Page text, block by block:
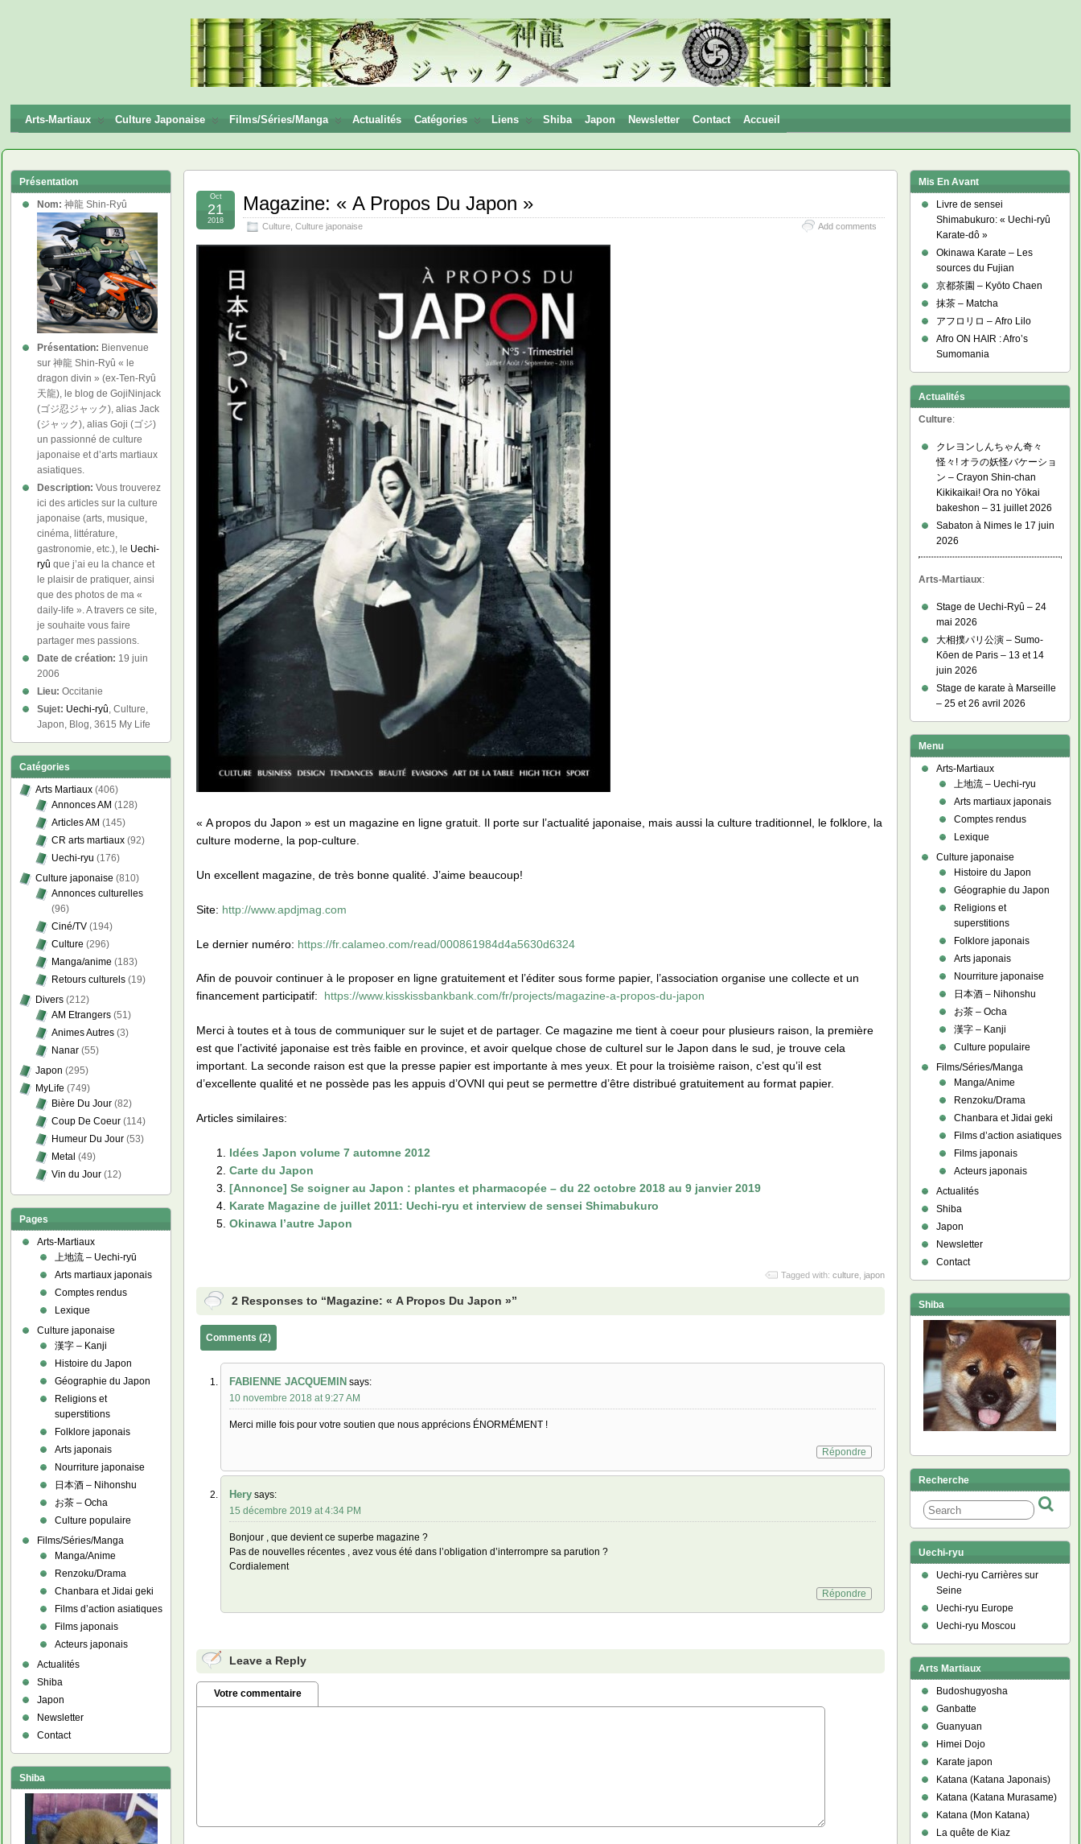
Ryū
Arts-Martiaux Culture Japonaise Films/Séries/Manga Actualités Catégories Liens Shiba Japon Newsletter Contact Accueil
Magazine: « A Propos Du Japon »
Culture ,Culture japonaise Add comments
Oct
21
2018
« A propos du Japon » est un magazine en ligne gratuit. Il porte sur l’actualité japonaise, mais aussi la culture traditionnel, le folklore, la
culture moderne, la pop-culture.
Un excellent magazine, de très bonne qualité. J’aime beaucoup!
Site: http://www.apdjmag.com
Le dernier numéro: https://fr.calameo.com/read/000861984d4a5630d6324
Afin de pouvoir continuer à le proposer en ligne gratuitement et l’éditer sous forme papier, l’association organise une collecte et un
financement participatif: https://www.kisskissbankbank.com/fr/projects/magazine-a-propos-du-japon
Merci à toutes et à tous de communiquer sur le sujet et de partager. Ce magazine me tient à coeur pour plusieurs raison, la première
est que l’activité japonaise est très faible en province, et avoir quelque chose de culturel sur le Japon dans le sud, je trouve cela
important. La seconde raison est que la presse papier est importante à mes yeux. Et pour la troisième raison, c’est qu’il est
d’excellente qualité et ne possède pas les appuis d’OVNI qui peut se permettre d’être distribué gratuitement au format papier.
Articles similaires:
Idées Japon volume 7 automne 2012
Carte du Japon
[Annonce] Se soigner au Japon : plantes et pharmacopée – du 22 octobre 2018 au 9 janvier 2019
Karate Magazine de juillet 2011: Uechi-ryu et interview de sensei Shimabukuro
Okinawa l’autre Japon
Tagged with: culture, japon
2 Responses to “Magazine: « A Propos Du Japon »”
Comments (2)
FABIENNE JACQUEMIN says:
10 novembre 2018 at 9:27 AM
Merci mille fois pour votre soutien que nous apprécions ÉNORMÉMENT !
Répondre
Hery says:
15 décembre 2019 at 4:34 PM
Bonjour , que devient ce superbe magazine ?
Pas de nouvelles récentes , avez vous été dans l’obligation d’interrompre sa parution ?
Cordialement
Répondre
Leave a Reply
Votre commentaire
Présentation
Nom: 神龍 Shin-Ryû
Présentation: Bienvenue
sur 神龍 Shin-Ryû « le
dragon divin » (ex-Ten-Ryû
天龍), le blog de GojiNinjack
(ゴジ忍ジャック), alias Jack
(ジャック), alias Goji (ゴジ)
un passionné de culture
japonaise et d’arts martiaux
asiatiques.
Description: Vous trouverez
ici des articles sur la culture
japonaise (arts, musique,
cinéma, littérature,
gastronomie, etc.), le Uechi-
ryû que j’ai eu la chance et
le plaisir de pratiquer, ainsi
que des photos de ma «
daily-life ». A travers ce site,
je souhaite vous faire
partager mes passions.
Date de création: 19 juin
2006
Lieu: Occitanie
Sujet: Uechi-ryû, Culture,
Japon, Blog, 3615 My Life
Catégories
Arts Martiaux (406)
Annonces AM (128)
Articles AM (145)
CR arts martiaux (92)
Uechi-ryu (176)
Culture japonaise (810)
Annonces culturelles
(96)
Ciné/TV (194)
Culture (296)
Manga/anime (183)
Retours culturels (19)
Divers (212)
AM Etrangers (51)
Animes Autres (3)
Nanar (55)
Japon (295)
MyLife (749)
Bière Du Jour (82)
Coup De Coeur (114)
Humeur Du Jour (53)
Metal (49)
Vin du Jour (12)
Pages
Arts-Martiaux
上地流 – Uechi-ryū
Arts martiaux japonais
Comptes rendus
Lexique
Culture japonaise
漢字 – Kanji
Histoire du Japon
Géographie du Japon
Religions et
superstitions
Folklore japonais
Arts japonais
Nourriture japonaise
日本酒 – Nihonshu
お茶 – Ocha
Culture populaire
Films/Séries/Manga
Manga/Anime
Renzoku/Drama
Chanbara et Jidai geki
Films d’action asiatiques
Films japonais
Acteurs japonais
Actualités
Shiba
Japon
Newsletter
Contact
Shiba
Mis En Avant
Livre de sensei
Shimabukuro: « Uechi-ryû
Karate-dô »
Okinawa Karate – Les
sources du Fujian
京都茶園 – Kyōto Chaen
抹茶 – Matcha
アフロリロ – Afro Lilo
Afro ON HAIR : Afro’s
Sumomania
Actualités
Culture:
クレヨンしんちゃん奇々
怪々! オラの妖怪バケーショ
ン – Crayon Shin-chan
Kikikaikai! Ora no Yōkai
bakeshon – 31 juillet 2026
Sabaton à Nimes le 17 juin
2026
Arts-Martiaux:
Stage de Uechi-Ryû – 24
mai 2026
大相撲パリ公演 – Sumo-
Kōen de Paris – 13 et 14
juin 2026
Stage de karate à Marseille
– 25 et 26 avril 2026
Menu
Arts-Martiaux
上地流 – Uechi-ryu
Arts martiaux japonais
Comptes rendus
Lexique
Culture japonaise
Histoire du Japon
Géographie du Japon
Religions et
superstitions
Folklore japonais
Arts japonais
Nourriture japonaise
日本酒 – Nihonshu
お茶 – Ocha
漢字 – Kanji
Culture populaire
Films/Séries/Manga
Manga/Anime
Renzoku/Drama
Chanbara et Jidai geki
Films d’action asiatiques
Films japonais
Acteurs japonais
Actualités
Shiba
Japon
Newsletter
Contact
Shiba
Recherche
Uechi-ryu
Uechi-ryu Carrières sur
Seine
Uechi-ryu Europe
Uechi-ryu Moscou
Arts Martiaux
Budoshugyosha
Ganbatte
Guanyuan
Himei Dojo
Karate japon
Katana (Katana Japonais)
Katana (Katana Murasame)
Katana (Mon Katana)
La quête de Kiaz